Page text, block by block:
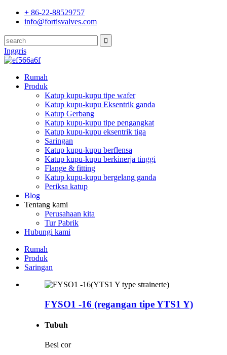
+ 86-22-88529757
info@fortisvalves.com
Inggris
Rumah
Produk
Katup kupu-kupu tipe wafer
Katup kupu-kupu Eksentrik ganda
Katup Gerbang
Katup kupu-kupu tipe pengangkat
Katup kupu-kupu eksentrik tiga
Saringan
Katup kupu-kupu berflensa
Katup kupu-kupu berkinerja tinggi
Flange & fitting
Katup kupu-kupu bergelang ganda
Periksa katup
Blog
Tentang kami
Perusahaan kita
Tur Pabrik
Hubungi kami
Rumah
Produk
Saringan
FYSO1 -16 (regangan tipe YTS1 Y)
Tubuh
Besi cor